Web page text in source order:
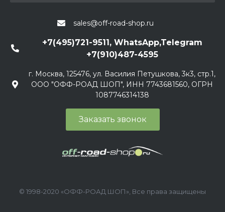
sales@off-road-shop.ru
+7(495)721-9511, WhatsApp,Telegram
+7(910)487-4595
г. Москва, 125476, ул. Василия Петушкова, 3к3, стр.1,
ООО "ОФФ-РОАД ШОП", ИНН 7743681560, ОГРН
1087746314138
Заказать звонок
© 1998-2020 «ОФФ-РОАД ШОП», Все права защищены